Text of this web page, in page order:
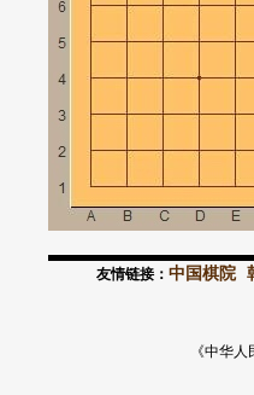
友情链接： 中国棋院
《中华